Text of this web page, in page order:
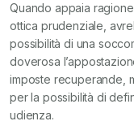
Quando appaia
ottica prudenziale,
possibilità di una
doverosa
imposte recuperande,
per la possibilità di
udienza.